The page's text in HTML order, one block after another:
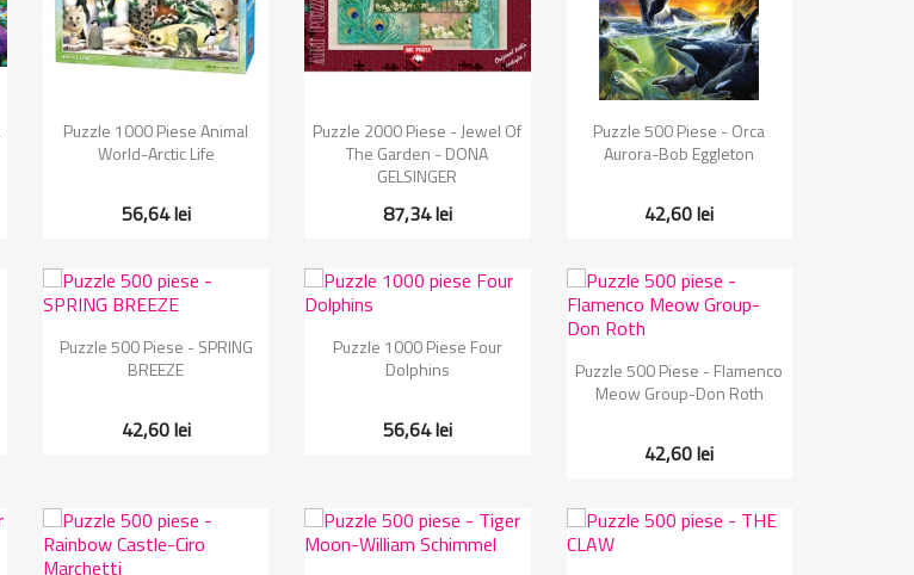
Vizualizare rapida
Puzzle 1000 Piese Animal
World-Arctic Life
56,64 lei
 Vizualizare rapida
Puzzle 2000 Piese - Jewel Of
The Garden - DONA
GELSINGER
87,34 lei
Vizualizare rapida
Puzzle 500 Piese - Orca
Aurora-Bob Eggleton
42,60 lei
Vizualizare rapida
Puzzle 500 Piese - SPRING
BREEZE
42,60 lei
Vizualizare rapida
Puzzle 1000 Piese Four
Dolphins
56,64 lei
 Vizualizare rapida
Puzzle 500 Piese - Flamenco
Meow Group-Don Roth
42,60 lei